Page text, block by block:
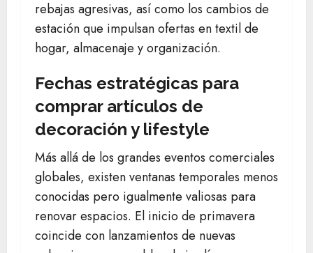
rebajas agresivas, así como los cambios de
estación que impulsan ofertas en textil de
hogar, almacenaje y organización.
Fechas estratégicas para
comprar artículos de
decoración y lifestyle
Más allá de los grandes eventos comerciales
globales, existen ventanas temporales menos
conocidas pero igualmente valiosas para
renovar espacios. El inicio de primavera
coincide con lanzamientos de nuevas